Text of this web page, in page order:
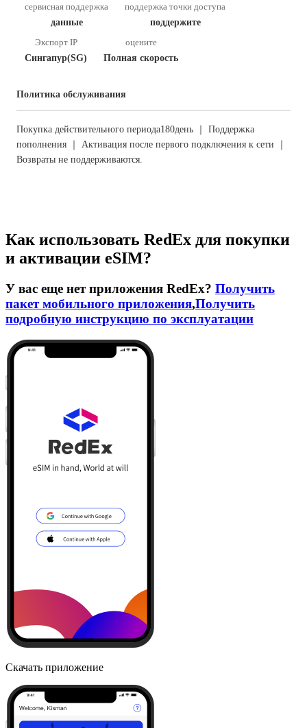
сервисная поддержка
данные
поддержка точки доступа
поддержите
Экспорт IP
Сингапур(SG)
оцените
Полная скорость
Политика обслуживания
Покупка действительного периода180день ｜ Поддержка
пополнения ｜ Активация после первого подключения к сети ｜
Возвраты не поддерживаются.
Как использовать RedEx для покупки
и активации eSIM?
У вас еще нет приложения RedEx? Получить
пакет мобильного приложения,Получить
подробную инструкцию по эксплуатации
Скачать приложение